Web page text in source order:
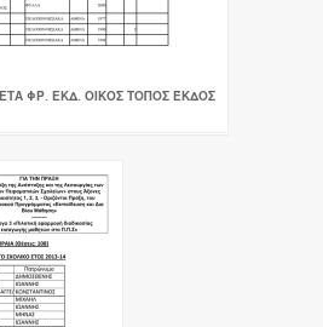
ΦΡ. ΕΚΔ. ΟΙΚΟΣ ΤΟΠΟΣ ΈΚΔΟΣ